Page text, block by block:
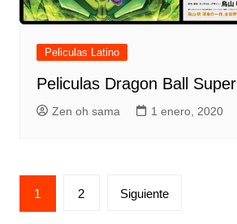
Peliculas Latino
Peliculas Dragon Ball Super
Zen oh sama 1 enero, 2020
Paginación
de
1 2 Siguiente